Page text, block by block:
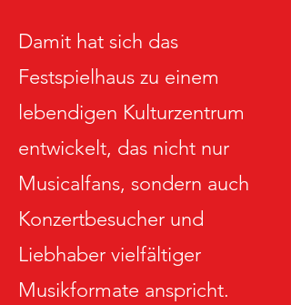
Damit hat sich das
Festspielhaus zu einem
lebendigen Kulturzentrum
entwickelt, das nicht nur
Musicalfans, sondern auch
Konzertbesucher und
Liebhaber vielfältiger
Musikformate anspricht.